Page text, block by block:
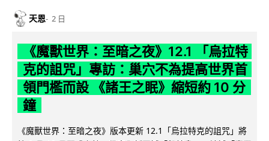
天恩 2 日
《魔獸世界：至暗之夜》12.1 「烏拉特
克的詛咒」專訪：巢穴不為提高世界首
領門檻而設 《諸王之眠》縮短約 10 分
鐘
《魔獸世界：至暗之夜》版本更新 12.1「烏拉特克的詛咒」將